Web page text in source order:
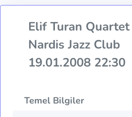
Elif Turan Quartet
Nardis Jazz Club
19.01.2008 22:30
Temel Bilgiler